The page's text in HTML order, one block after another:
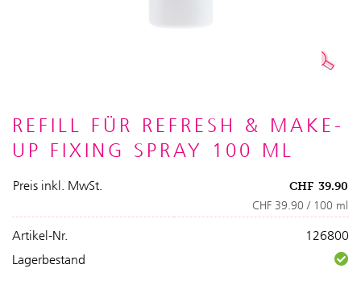
REFILL FÜR REFRESH & MAKE-
UP FIXING SPRAY 100 ML
Preis inkl. MwSt. CHF 39.90
CHF 39.90 / 100 ml
Artikel-Nr.
126800
Lagerbestand